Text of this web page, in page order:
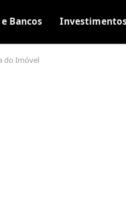
Bancos Investimentos
do Imóvel